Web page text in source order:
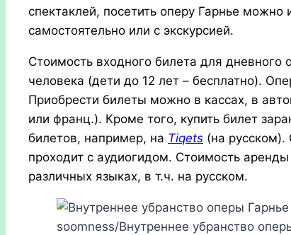
спектаклей, посетить оперу Гарнье
самостоятельно или с экскурсией.
Стоимость входного билета для дневного
человека (дети до 12 лет – бесплатно).
Приобрести билеты можно в кассах, в
или франц.). Кроме того, купить билет
билетов, например, на Tiqets (на
проходит с аудиогидом. Стоимость
различных языках, в т.ч. на русском.
soomness/Внутреннее убранство